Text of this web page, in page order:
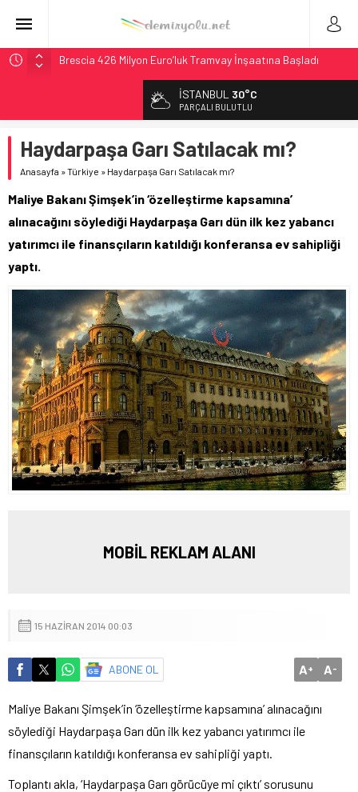
Brescia 426 Milyon Euro’luk Tramvay İnşaatına Başladı
Northern Railway Doğruladı: 308 Bin Rupiye Özel Vagonda
Chicago’da Metra Polisi BVLOS Drone’larla Müdahale
Süresini Kısalttı
NJ Transit’ten Tarihi Bütçe: 46 Yılın Rekoru Onaylandı
Çıkarıyor
İSTANBUL 30°C
PARÇALI BULUTLU
Haydarpaşa Garı Satılacak mı?
Anasayfa »Türkiye » Haydarpaşa Garı Satılacak mı?
Maliye Bakanı Şimşek’in ‘özelleştirme kapsamına’
alınacağını söylediği Haydarpaşa Garı dün ilk kez yabancı
yatırımcı ile finansçıların katıldığı konferansa ev sahipliği
yaptı.
MOBİL REKLAM ALANI
15 HAZIRAN 2014 00:03
ABONE OL A+ A-
Maliye Bakanı Şimşek’in ‘özelleştirme kapsamına’ alınacağını
söylediği Haydarpaşa Garı dün ilk kez yabancı yatırımcı ile
finansçıların katıldığı konferansa ev sahipliği yaptı.
Toplantı akla, ‘Haydarpaşa Garı görücüye mi çıktı’ sorusunu